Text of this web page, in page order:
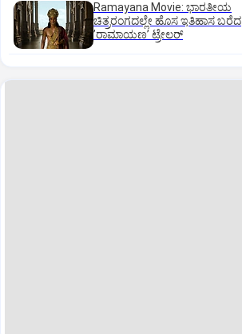
Ramayana Movie: ಭಾರತೀಯ
ಚಿತ್ರರಂಗದಲ್ಲೇ ಹೊಸ ಇತಿಹಾಸ ಬರೆದ
ʼರಾಮಾಯಣʼ ಟ್ರೇಲರ್